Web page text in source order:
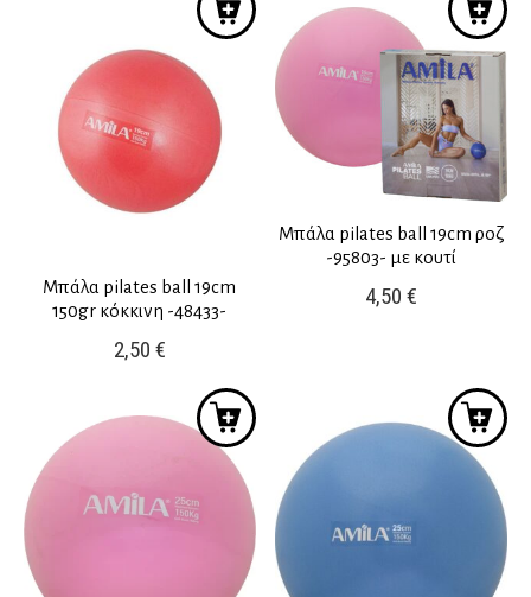
15,00 €. είναι:
13,50 €.
Μπάλα pilates ball 19cm
150gr κόκκινη -48433-
2,50 €
Μπάλα pilates ball 19cm ροζ
-95803- με κουτί
4,50€